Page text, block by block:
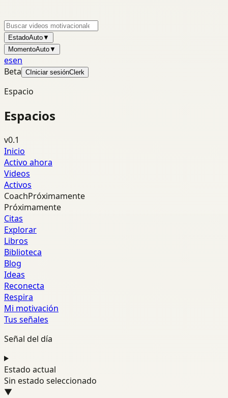
EstadoAuto▼
MomentoAuto▼
esen
Beta C Iniciar sesiónClerk
Espacio
Espacios
v0.1
Inicio
Activo ahora
Videos
Activos
CoachPróximamente
Próximamente
Citas
Explorar
Libros
Biblioteca
Blog
Ideas
Reconecta
Respira
Mi motivación
Tus señales
Señal del día
Estado actual
Sin estado seleccionado
▼